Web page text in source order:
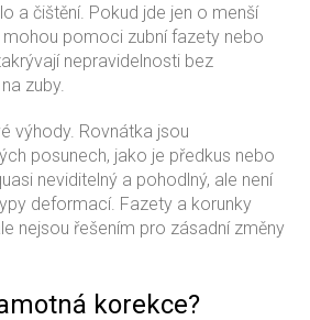
a čištění. Pokud jde jen o menší
pomoci zubní fazety nebo
nepravidelnosti bez
zuby.
výhody. Rovnátka jsou
posunech, jako je předkus nebo
neviditelný a pohodlný, ale není
deformací. Fazety a korunky
nejsou řešením pro zásadní změny
korekce?